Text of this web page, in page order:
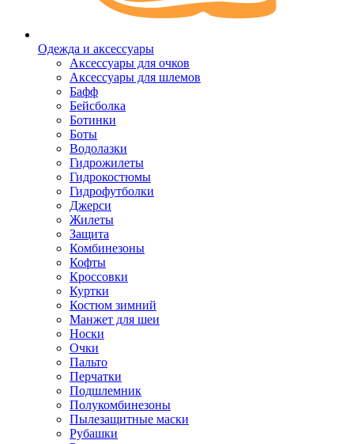
Одежда и аксессуары
Аксессуары для очков
Аксессуары для шлемов
Бафф
Бейсболка
Ботинки
Боты
Водолазки
Гидрожилеты
Гидрокостюмы
Гидрофутболки
Джерси
Жилеты
Защита
Комбинезоны
Кофты
Кроссовки
Куртки
Костюм зимний
Манжет для шеи
Носки
Очки
Пальто
Перчатки
Подшлемник
Полукомбинезоны
Пылезащитные маски
Рубашки